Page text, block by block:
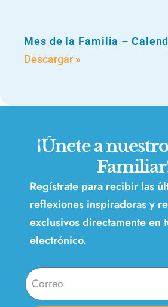
Mes de la Familia –
Descargar »
¡Únete a
Regístrate para recibir las
reflexiones inspiradoras y
exclusivos directamente en
electrónico.